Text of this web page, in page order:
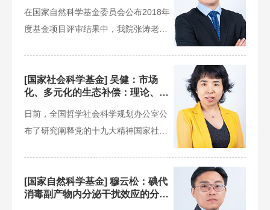
不同回收利用技术的综合环境影响，识
别削减影响环境的关键环节和主要因
动力电池回收利用管理办法的制修订提
供决策支撑。
子课题主持人：
陶媛
与机制进行实证分析，为建立多源固废
数据库、建设物质代谢全景图模拟分析
模型、促进工业园区形成循环经济模式
提供支持。
在国家自然科学基金委员会公布2018年
度基金项目评审结果中，我院张涛老师
助，此项目属于青年科学基金项目，该
项目申报成功是项目负责人及其团队积
极努力和科研实力的体现。
[国家社会科学基金] 吴健：市场
化、多元化的生态补偿：理论、方
日前，全国哲学社会科学规划办公室公
布了研究阐释党的十九大精神国家社科
论、方法与机制创新”课题名列其中。
[国家自然科学基金] 穆云松：碘代
消毒副产物内分泌干扰效应的分子